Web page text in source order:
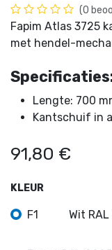
(0
Fapim Atlas 3725
met hendel-
Lengte: 700
Kantschuif in
91,80 €
KLEUR
F1 Wit